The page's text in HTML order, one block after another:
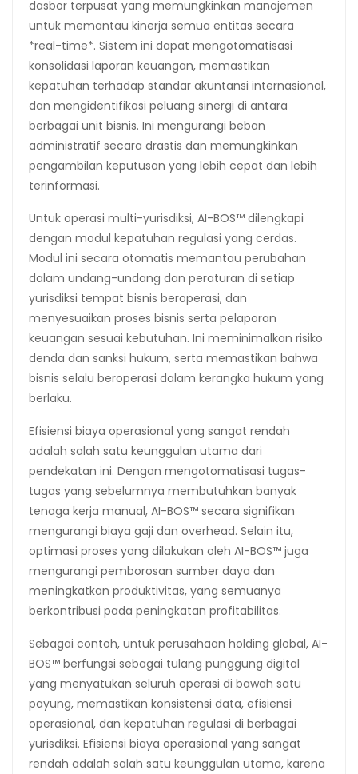
dasbor terpusat yang memungkinkan manajemen
untuk memantau kinerja semua entitas secara
*real-time*. Sistem ini dapat mengotomatisasi
konsolidasi laporan keuangan, memastikan
kepatuhan terhadap standar akuntansi internasional,
dan mengidentifikasi peluang sinergi di antara
berbagai unit bisnis. Ini mengurangi beban
administratif secara drastis dan memungkinkan
pengambilan keputusan yang lebih cepat dan lebih
terinformasi.
Untuk operasi multi-yurisdiksi, AI-BOS™ dilengkapi
dengan modul kepatuhan regulasi yang cerdas.
Modul ini secara otomatis memantau perubahan
dalam undang-undang dan peraturan di setiap
yurisdiksi tempat bisnis beroperasi, dan
menyesuaikan proses bisnis serta pelaporan
keuangan sesuai kebutuhan. Ini meminimalkan risiko
denda dan sanksi hukum, serta memastikan bahwa
bisnis selalu beroperasi dalam kerangka hukum yang
berlaku.
Efisiensi biaya operasional yang sangat rendah
adalah salah satu keunggulan utama dari
pendekatan ini. Dengan mengotomatisasi tugas-
tugas yang sebelumnya membutuhkan banyak
tenaga kerja manual, AI-BOS™ secara signifikan
mengurangi biaya gaji dan overhead. Selain itu,
optimasi proses yang dilakukan oleh AI-BOS™ juga
mengurangi pemborosan sumber daya dan
meningkatkan produktivitas, yang semuanya
berkontribusi pada peningkatan profitabilitas.
Sebagai contoh, untuk perusahaan holding global, AI-
BOS™ berfungsi sebagai tulang punggung digital
yang menyatukan seluruh operasi di bawah satu
payung, memastikan konsistensi data, efisiensi
operasional, dan kepatuhan regulasi di berbagai
yurisdiksi. Efisiensi biaya operasional yang sangat
rendah adalah salah satu keunggulan utama, karena